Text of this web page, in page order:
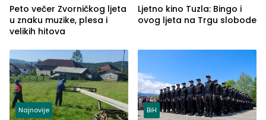
Peto večer Zvorničkog ljeta
u znaku muzike, plesa i
velikih hitova
Ljetno kino Tuzla: Bingo i
ovog ljeta na Trgu slobode
Najnovije BiH